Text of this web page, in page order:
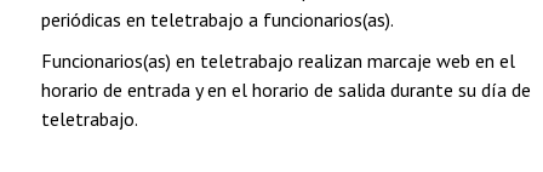
periódicas en teletrabajo a funcionarios(as).
Funcionarios(as) en teletrabajo realizan marcaje web en el
horario de entrada y en el horario de salida durante su día de
teletrabajo.